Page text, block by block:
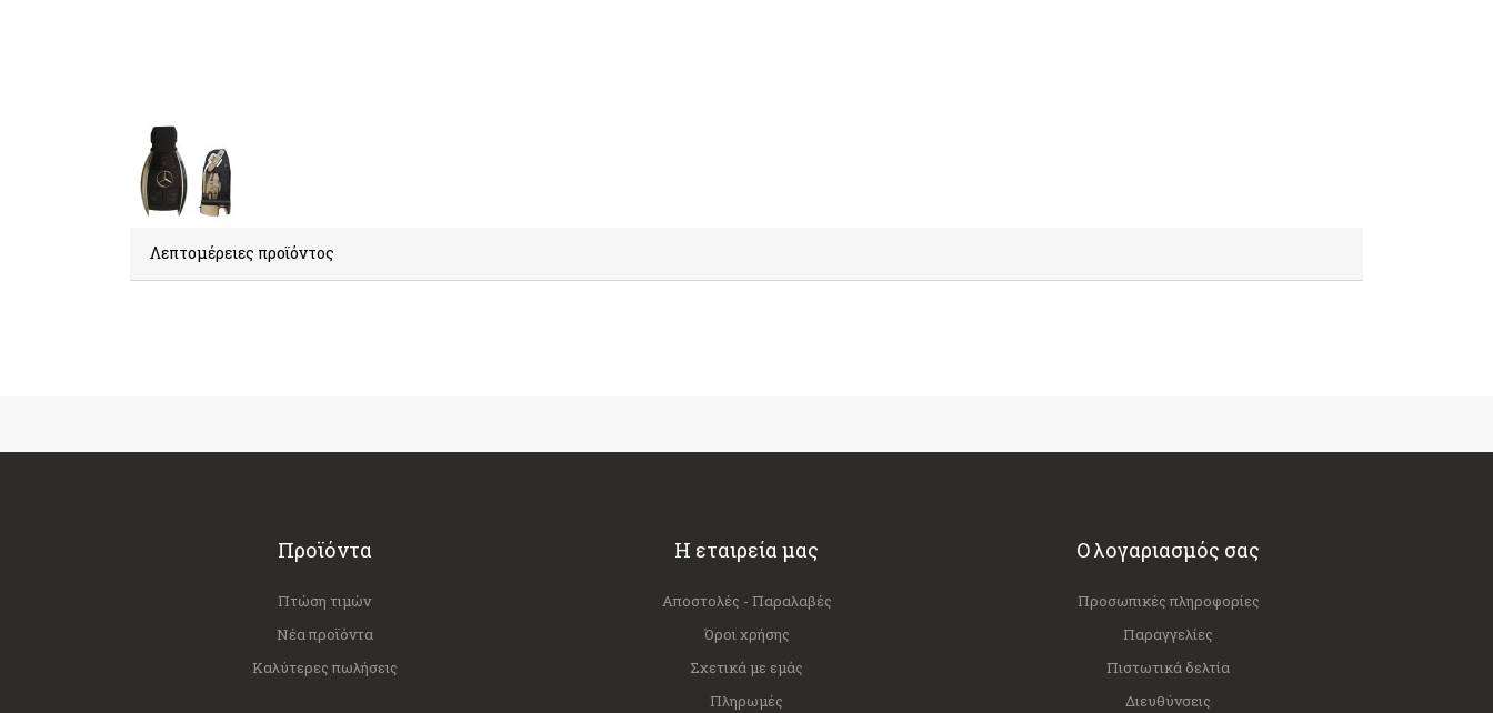
Λεπτομέρειες προϊόντος
Προϊόντα
Πτώση τιμών
Νέα προϊόντα
Καλύτερες πωλήσεις
Η εταιρεία μας
Αποστολές - Παραλαβές
Όροι χρήσης
Σχετικά με εμάς
Πληρωμές
Ο λογαριασμός σας
Προσωπικές πληροφορίες
Παραγγελίες
Πιστωτικά δελτία
Διευθύνσεις